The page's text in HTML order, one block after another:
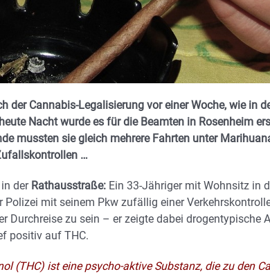
der Cannabis-Legalisierung vor einer Woche, wie in
Nacht wurde es für die Beamten in Rosenheim
mussten sie gleich mehrere Fahrten unter
…
der Rathausstraße: Ein 33-Jähriger mit Wohnsitz in
Polizei mit seinem Pkw zufällig einer
Durchreise zu sein – er zeigte dabei drogentypische
positiv auf THC.
(THC) ist eine psycho-aktive Substanz, die zu den